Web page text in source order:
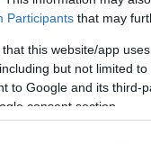
Participants that may
that this website/app
but not limited
to Google and its third-
consent section.
ασθενείς
ψήφισμα
εδώ και 16 χρόνια,